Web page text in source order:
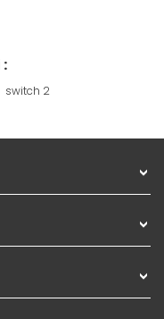
switch 2